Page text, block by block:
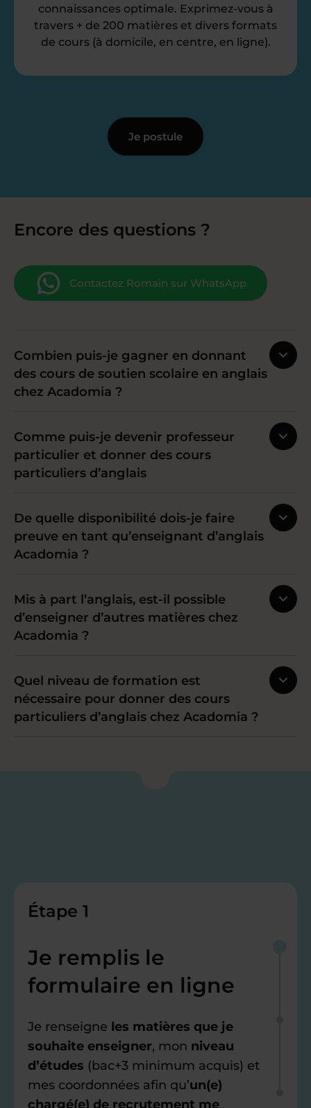
connaissances optimale. Exprimez-vous à
travers + de 200 matières et divers formats
de cours (à domicile, en centre, en ligne).
Je postule
Encore des questions ?
Contactez Romain sur WhatsApp
Combien puis-je gagner en donnant
des cours de soutien scolaire en anglais
chez Acadomia ?
Comme puis-je devenir professeur
particulier et donner des cours
particuliers d’anglais
De quelle disponibilité dois-je faire
preuve en tant qu’enseignant d’anglais
Acadomia ?
Mis à part l’anglais, est-il possible
d’enseigner d’autres matières chez
Acadomia ?
Quel niveau de formation est
nécessaire pour donner des cours
particuliers d’anglais chez Acadomia ?
Étape 1
Je remplis le
formulaire en ligne
Je renseigne les matières que je
souhaite enseigner, mon niveau
d’études (bac+3 minimum acquis) et
mes coordonnées afin qu’un(e)
chargé(e) de recrutement me